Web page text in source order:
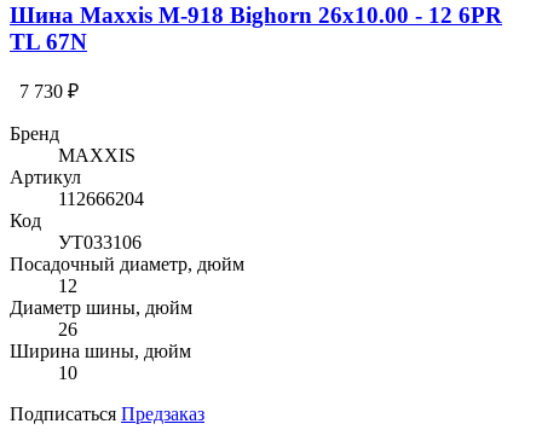
Шина Maxxis M-918 Bighorn 26x10.00 - 12 6PR
TL 67N
7 730 ₽
Бренд
MAXXIS
Артикул
112666204
Код
УТ033106
Посадочный диаметр, дюйм
12
Диаметр шины, дюйм
26
Ширина шины, дюйм
10
Подписаться Предзаказ